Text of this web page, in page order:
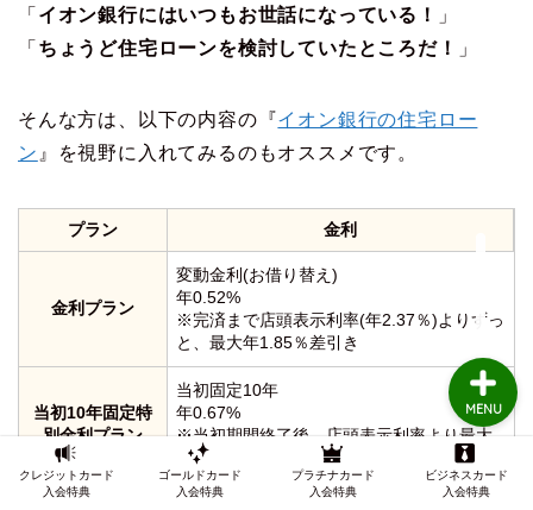
「 イオン銀行にはいつもお世話になっている！
」
「 ちょうど住宅ローンを検討していたところだ！ 」
そんな方は、以下の内容の『イオン銀行の住宅ロー
ン 』を視野に入れてみるのもオススメです。
プラン 金利
金利プラン
変動金利(お借り替え)
年0.52%
※完済まで店頭表示利率(年2.37％)よりずっ
と、最大年1.85％差引き
当初10年固定特
別金利プラン
当初固定10年
年0.67%
※当初期間終了後、店頭表示利率より最大
年1.60％差引き
クレジットカード
入会特典
ゴールドカード
入会特典
プラチナカード
入会特典
ビジネスカード
入会特典
MENU
TOP
クレジットカードの審査
識
インビテーション